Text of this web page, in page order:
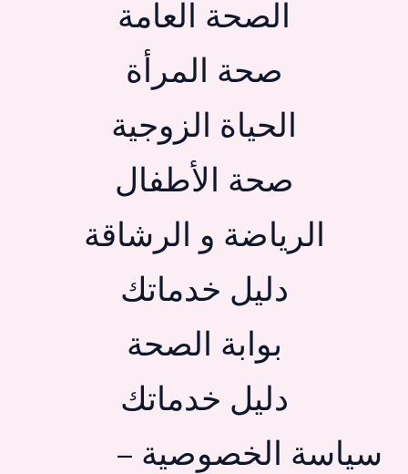
الصحة العامة
صحة المرأة
الحياة الزوجية
صحة الأطفال
الرياضة و الرشاقة
دليل خدماتك
بوابة الصحة
دليل خدماتك
سياسة الخصوصية –